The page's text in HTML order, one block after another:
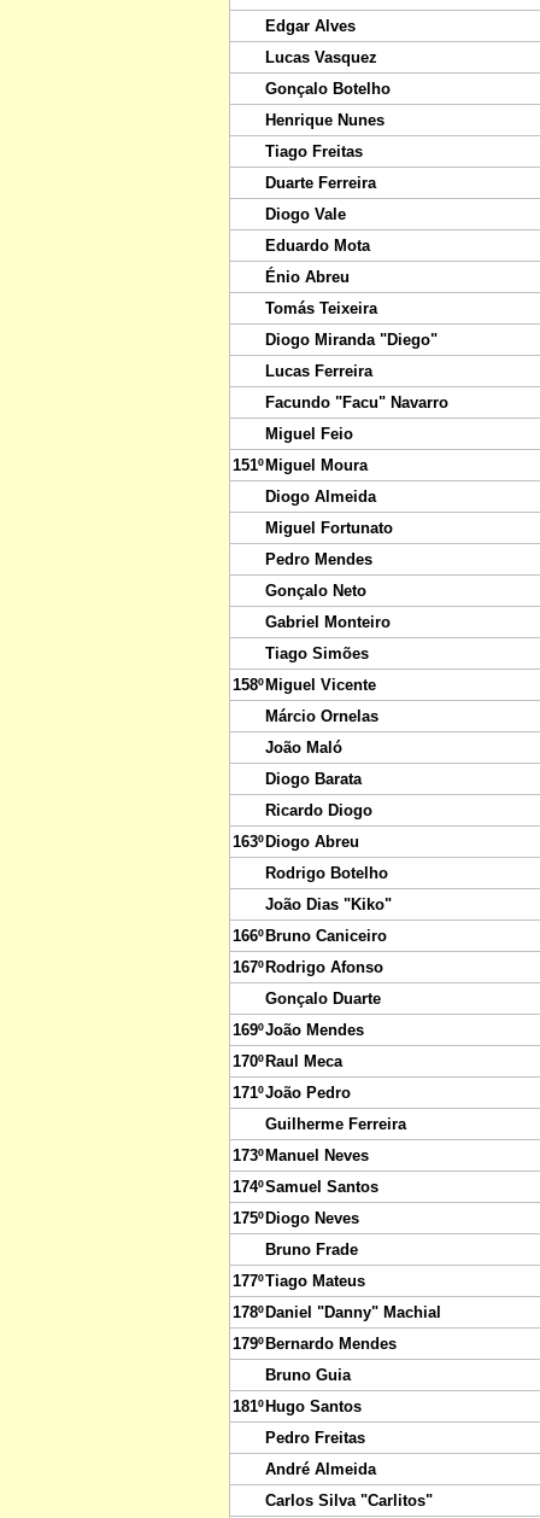
Edgar Alves
Lucas Vasquez
Gonçalo Botelho
Henrique Nunes
Tiago Freitas
Duarte Ferreira
Diogo Vale
Eduardo Mota
Énio Abreu
Tomás Teixeira
Diogo Miranda "Diego"
Lucas Ferreira
Facundo "Facu" Navarro
Miguel Feio
151º Miguel Moura
Diogo Almeida
Miguel Fortunato
Pedro Mendes
Gonçalo Neto
Gabriel Monteiro
Tiago Simões
158º Miguel Vicente
Márcio Ornelas
João Maló
Diogo Barata
Ricardo Diogo
163º Diogo Abreu
Rodrigo Botelho
João Dias "Kiko"
166º Bruno Caniceiro
167º Rodrigo Afonso
Gonçalo Duarte
169ºJoão Mendes
170º Raul Meca
171ºJoão Pedro
Guilherme Ferreira
173º Manuel Neves
174ºSamuel Santos
175º Diogo Neves
Bruno Frade
177ºTiago Mateus
178º Daniel "Danny" Machial
179º Bernardo Mendes
Bruno Guia
181º Hugo Santos
Pedro Freitas
André Almeida
Carlos Silva "Carlitos"